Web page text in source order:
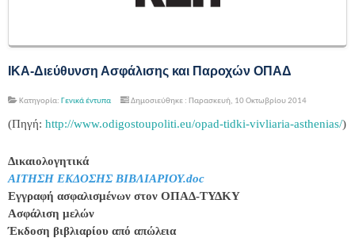
ΙΚΑ-Διεύθυνση Ασφάλισης και Παροχών ΟΠΑΔ
Κατηγορία: Γενικά έντυπα Δημοσιεύθηκε : Παρασκευή, 10 Οκτωβρίου 2014
(Πηγή: http://www.odigostoupoliti.eu/opad-tidki-vivliaria-asthenias/)
Δικαιολογητικά
ΑΙΤΗΣΗ ΕΚΔΟΣΗΣ ΒΙΒΛΙΑΡΙΟΥ.doc
Εγγραφή ασφαλισμένων στον ΟΠΑΔ-ΤΥΔΚΥ
Ασφάλιση μελών
Έκδοση βιβλιαρίου από απώλεια